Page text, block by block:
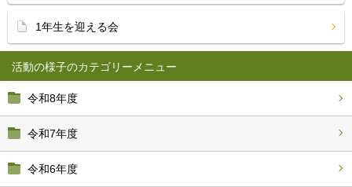
活動の様子
令和8年度
令和7年度
令和6年度
1年生を迎える会